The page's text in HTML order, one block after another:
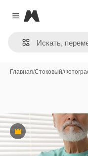
Close menu
Magnific
Главная/Стоковый/
Премиум